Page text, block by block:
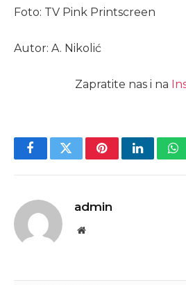
Foto: TV Pink Printscreen
Autor: A. Nikolić
Zapratite nas i na
FacebookTwitterPinterestLinkedIn
admin
Website